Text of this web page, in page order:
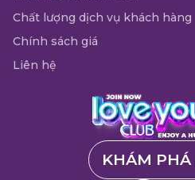
Chất lượng dịch vụ khách hàng
Chính sách giá
Liên hệ
KHÁM PHÁ